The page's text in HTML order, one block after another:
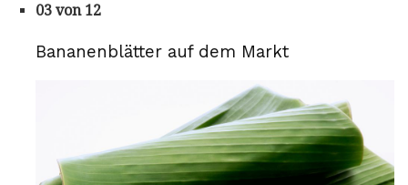
03 von 12
Bananenblätter auf dem Markt